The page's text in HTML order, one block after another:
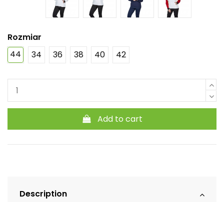
Rozmiar
44
34 36 38 40 42
Add to cart
Description